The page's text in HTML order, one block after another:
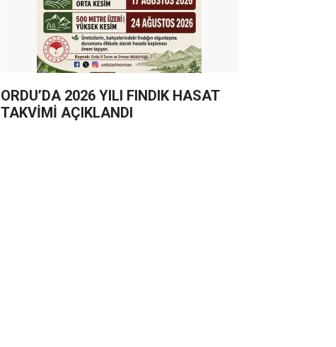
ORDU’DA 2026 YILI FINDIK HASAT
TAKVİMİ AÇIKLANDI